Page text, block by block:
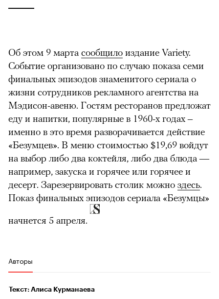
Об этом 9 марта сообщило издание Variety.
Событие организовано по случаю показа семи
финальных эпизодов знаменитого сериала о
жизни сотрудников рекламного агентства на
Мэдисон-авеню. Гостям ресторанов предложат
еду и напитки, популярные в 1960-х годах –
именно в это время разворачивается действие
«Безумцев». В меню стоимостью $19,69 войдут
на выбор либо два коктейля, либо два блюда —
например, закуска и горячее или горячее и
десерт. Зарезервировать столик можно здесь.
Показ финальных эпизодов сериала «Безумцы»
начнется 5 апреля.
Авторы
Текст: Алиса Курманаева